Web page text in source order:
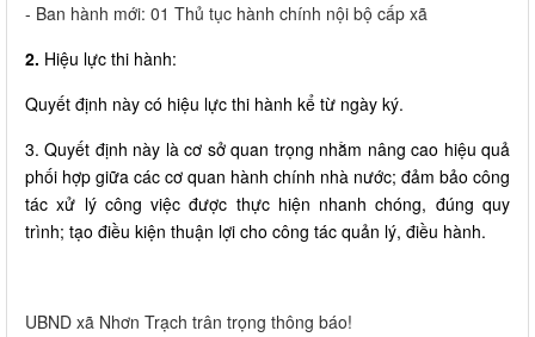
- Ban hành mới: 01 Thủ tục hành chính nội bộ cấp xã
2. Hiệu lực thi hành:
Quyết định này có hiệu lực thi hành kể từ ngày ký.
3. Quyết định này là cơ sở quan trọng nhằm nâng cao hiệu quả
phối hợp giữa các cơ quan hành chính nhà nước; đảm bảo công
tác xử lý công việc được thực hiện nhanh chóng, đúng quy
trình; tạo điều kiện thuận lợi cho công tác quản lý, điều hành.
UBND xã Nhơn Trạch trân trọng thông báo!